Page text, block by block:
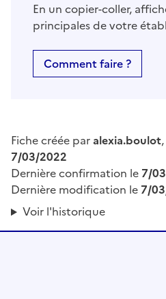
En un copier-coller,
principales de votre
Comment faire ?
Fiche créée paralexia.boulot
7/03/2022
Dernière confirmation le 7/
Dernière modification le 7/
Voir l'historique